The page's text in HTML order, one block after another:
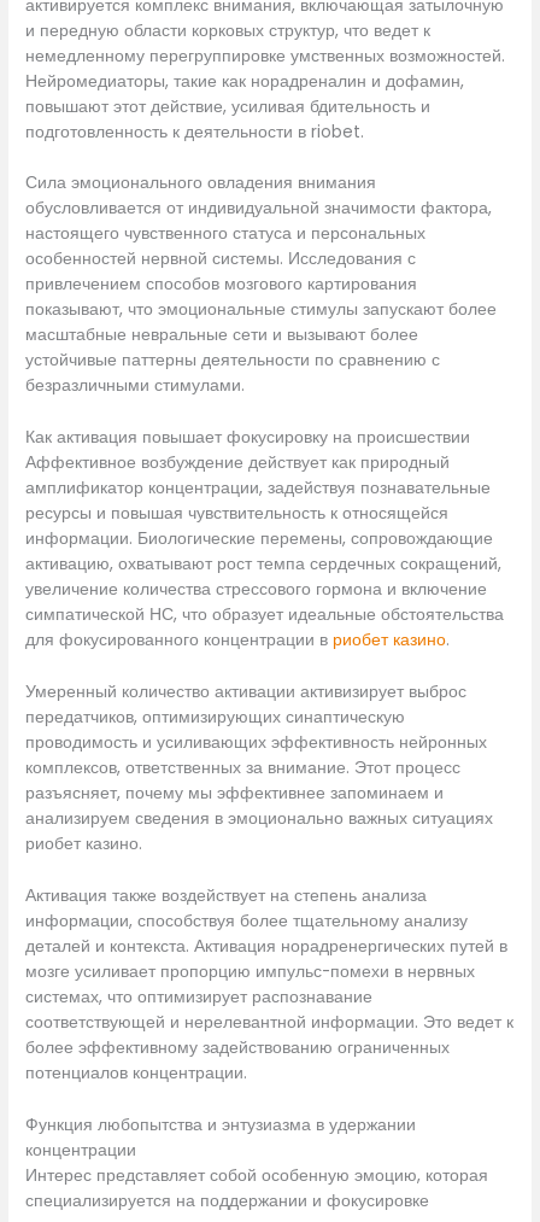
активируется комплекс внимания, включающая затылочную
и передную области корковых структур, что ведет к
немедленному перегруппировке умственных возможностей.
Нейромедиаторы, такие как норадреналин и дофамин,
повышают этот действие, усиливая бдительность и
подготовленность к деятельности в riobet.
Сила эмоционального овладения внимания
обусловливается от индивидуальной значимости фактора,
настоящего чувственного статуса и персональных
особенностей нервной системы. Исследования с
привлечением способов мозгового картирования
показывают, что эмоциональные стимулы запускают более
масштабные невральные сети и вызывают более
устойчивые паттерны деятельности по сравнению с
безразличными стимулами.
Как активация повышает фокусировку на происшествии
Аффективное возбуждение действует как природный
амплификатор концентрации, задействуя познавательные
ресурсы и повышая чувствительность к относящейся
информации. Биологические перемены, сопровождающие
активацию, охватывают рост темпа сердечных сокращений,
увеличение количества стрессового гормона и включение
симпатической НС, что образует идеальные обстоятельства
для фокусированного концентрации в риобет казино.
Умеренный количество активации активизирует выброс
передатчиков, оптимизирующих синаптическую
проводимость и усиливающих эффективность нейронных
комплексов, ответственных за внимание. Этот процесс
разъясняет, почему мы эффективнее запоминаем и
анализируем сведения в эмоционально важных ситуациях
риобет казино.
Активация также воздействует на степень анализа
информации, способствуя более тщательному анализу
деталей и контекста. Активация норадренергических путей в
мозге усиливает пропорцию импульс-помехи в нервных
системах, что оптимизирует распознавание
соответствующей и нерелевантной информации. Это ведет к
более эффективному задействованию ограниченных
потенциалов концентрации.
Функция любопытства и энтузиазма в удержании
концентрации
Интерес представляет собой особенную эмоцию, которая
специализируется на поддержании и фокусировке